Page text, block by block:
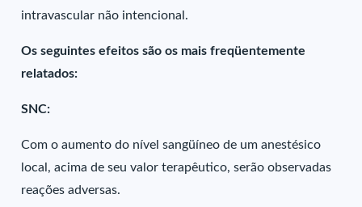
intravascular não intencional.
Os seguintes efeitos são os mais freqüentemente
relatados:
SNC:
Com o aumento do nível sangüíneo de um anestésico
local, acima de seu valor terapêutico, serão observadas
reações adversas.